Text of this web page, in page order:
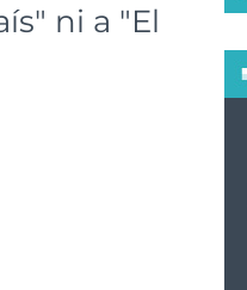
ni a "El